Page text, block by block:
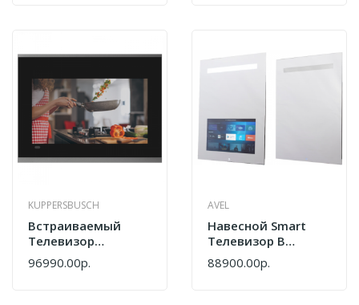
KUPPERSBUSCH
Встраиваемый
Телевизор
Kuppersbusch CTV
BUILT1 GR
96990.00р.
AVEL
Навесной Smart
Телевизор В
Зеркале С
Подсветкой Avel
88900.00р.